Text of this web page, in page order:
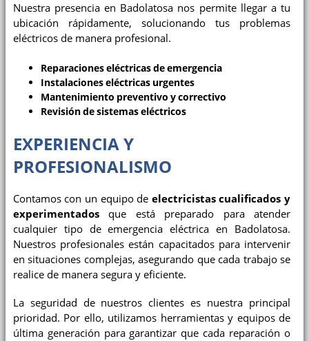
Nuestra presencia en Badolatosa nos permite llegar a tu
ubicación rápidamente, solucionando tus problemas
eléctricos de manera profesional.
Reparaciones eléctricas de emergencia
Instalaciones eléctricas urgentes
Mantenimiento preventivo y correctivo
Revisión de sistemas eléctricos
EXPERIENCIA Y
PROFESIONALISMO
Contamos con un equipo de electricistas cualificados y
experimentadosque está preparado para atender
cualquier tipo de emergencia eléctrica en Badolatosa.
Nuestros profesionales están capacitados para intervenir
en situaciones complejas, asegurando que cada trabajo se
realice de manera segura y eficiente.
La seguridad de nuestros clientes es nuestra principal
prioridad. Por ello, utilizamos herramientas y equipos de
última generación para garantizar que cada reparación o